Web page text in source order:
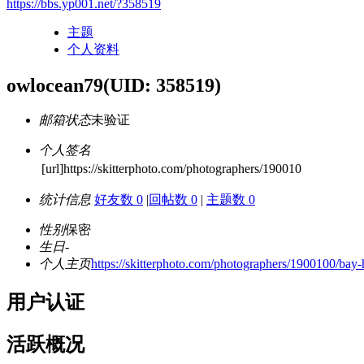
https://bbs.yp001.net/?358519
主题
个人资料
owlocean79(UID: 358519)
邮箱状态未验证
个人签名
[url]https://skitterphoto.com/photographers/190010
统计信息 好友数 0 |回帖数 0 | 主题数 0
性别保密
生日-
个人主页https://skitterphoto.com/photographers/1900100/
用户认证
活跃概况